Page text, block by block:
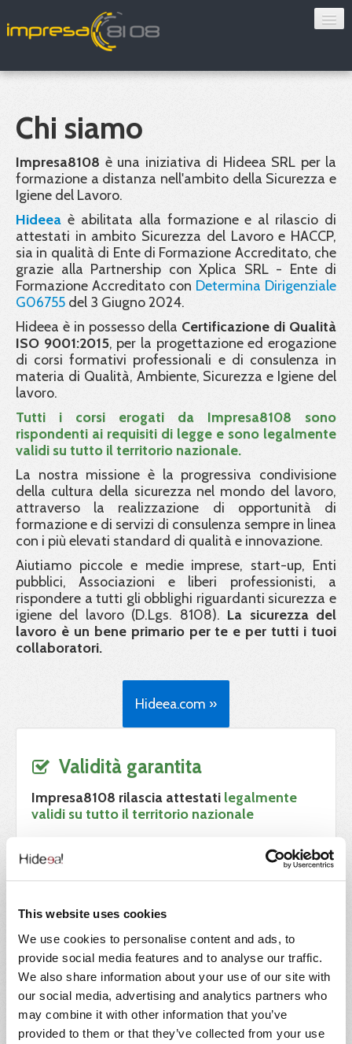
This website uses cookies
We use cookies to personalise content and ads, to
provide social media features and to analyse our traffic.
We also share information about your use of our site with
our social media, advertising and analytics partners who
may combine it with other information that you’ve
provided to them or that they’ve collected from your use
Sorveglianza sanitaria
Blog
Contatti
Verifica 8108
Chi siamo
Impresa8108 è una iniziativa di Hideea SRL per la
formazione a distanza nell'ambito della Sicurezza e
Igiene del Lavoro.
Hideea è abilitata alla formazione e al rilascio di
attestati in ambito Sicurezza del Lavoro e HACCP,
sia in qualità di Ente di Formazione Accreditato, che
grazie alla Partnership con Xplica SRL - Ente di
Formazione Accreditato con Determina Dirigenziale
G06755 del 3 Giugno 2024.
Hideea è in possesso della Certificazione di Qualità
ISO 9001:2015, per la progettazione ed erogazione
di corsi formativi professionali e di consulenza in
materia di Qualità, Ambiente, Sicurezza e Igiene del
lavoro.
Tutti i corsi erogati da Impresa8108 sono
rispondenti ai requisiti di legge e sono legalmente
validi su tutto il territorio nazionale.
La nostra missione è la progressiva condivisione
della cultura della sicurezza nel mondo del lavoro,
attraverso la realizzazione di opportunità di
formazione e di servizi di consulenza sempre in linea
con i più elevati standard di qualità e innovazione.
Aiutiamo piccole e medie imprese, start-up, Enti
pubblici, Associazioni e liberi professionisti, a
rispondere a tutti gli obblighi riguardanti sicurezza e
igiene del lavoro (D.Lgs. 8108). La sicurezza del
lavoro è un bene primario per te e per tutti i tuoi
collaboratori.
Hideea.com »
Validità garantita
Impresa8108 rilascia attestati legalmente
validi su tutto il territorio nazionale
Progettato da Hideea, in collaborazione con
Accordo Stato-Regioni 17 Aprile 2025
Determina di Accreditamento
Certificazione ISO 9001
Tutte le certificazioni sono emesse daEnte di
Formazione Accreditato